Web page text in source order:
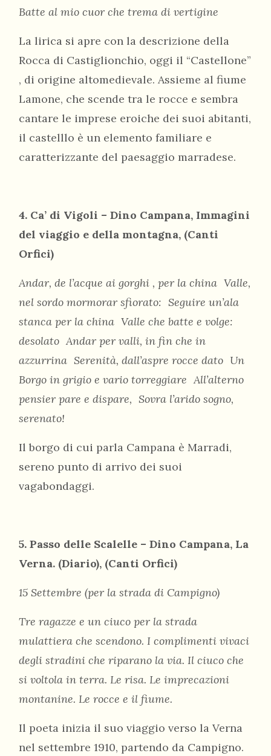
Batte al mio cuor che trema di vertigine
La lirica si apre con la descrizione della
Rocca di Castiglionchio, oggi il “Castellone”
, di origine altomedievale. Assieme al fiume
Lamone, che scende tra le rocce e sembra
cantare le imprese eroiche dei suoi abitanti,
il castelllo è un elemento familiare e
caratterizzante del paesaggio marradese.
4. Ca’ di Vigoli – Dino Campana, Immagini
del viaggio e della montagna, (Canti
Orfici)
Andar, de l’acque ai gorghi , per la china Valle,
nel sordo mormorar sfiorato: Seguire un’ala
stanca per la china Valle che batte e volge:
desolato Andar per valli, in fin che in
azzurrina Serenità, dall’aspre rocce dato Un
Borgo in grigio e vario torreggiare All’alterno
pensier pare e dispare, Sovra l’arido sogno,
serenato!
Il borgo di cui parla Campana è Marradi,
sereno punto di arrivo dei suoi
vagabondaggi.
5. Passo delle Scalelle – Dino Campana, La
Verna. (Diario), (Canti Orfici)
15 Settembre (per la strada di Campigno)
Tre ragazze e un ciuco per la strada
mulattiera che scendono. I complimenti vivaci
degli stradini che riparano la via. Il ciuco che
si voltola in terra. Le risa. Le imprecazioni
montanine. Le rocce e il fiume.
Il poeta inizia il suo viaggio verso la Verna
nel settembre 1910, partendo da Campigno.